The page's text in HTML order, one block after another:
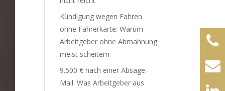
Kündigung wegen Fahren
ohne Fahrerkarte: Warum
Arbeitgeber ohne Abmahnung
meist scheitern
9.500 € nach einer Absage-
Mail: Was Arbeitgeber aus